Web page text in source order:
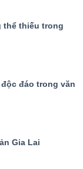
thể thiếu trong
đáo trong văn
Gia Lai